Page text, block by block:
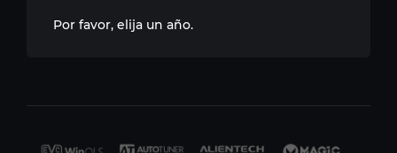
Por favor, elija un año.